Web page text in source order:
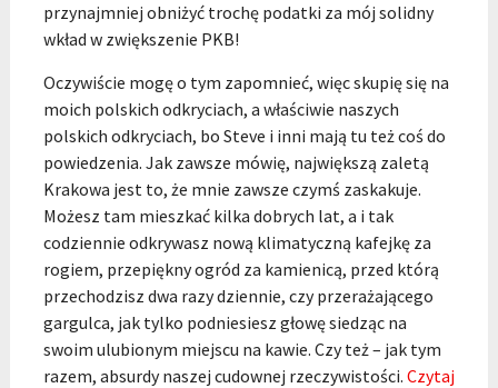
przynajmniej obniżyć trochę podatki za mój solidny
wkład w zwiększenie PKB!
Oczywiście mogę o tym zapomnieć, więc skupię się na
moich polskich odkryciach, a właściwie naszych
polskich odkryciach, bo Steve i inni mają tu też coś do
powiedzenia. Jak zawsze mówię, największą zaletą
Krakowa jest to, że mnie zawsze czymś zaskakuje.
Możesz tam mieszkać kilka dobrych lat, a i tak
codziennie odkrywasz nową klimatyczną kafejkę za
rogiem, przepiękny ogród za kamienicą, przed którą
przechodzisz dwa razy dziennie, czy przerażającego
gargulca, jak tylko podniesiesz głowę siedząc na
swoim ulubionym miejscu na kawie. Czy też – jak tym
razem, absurdy naszej cudownej rzeczywistości. Czytaj